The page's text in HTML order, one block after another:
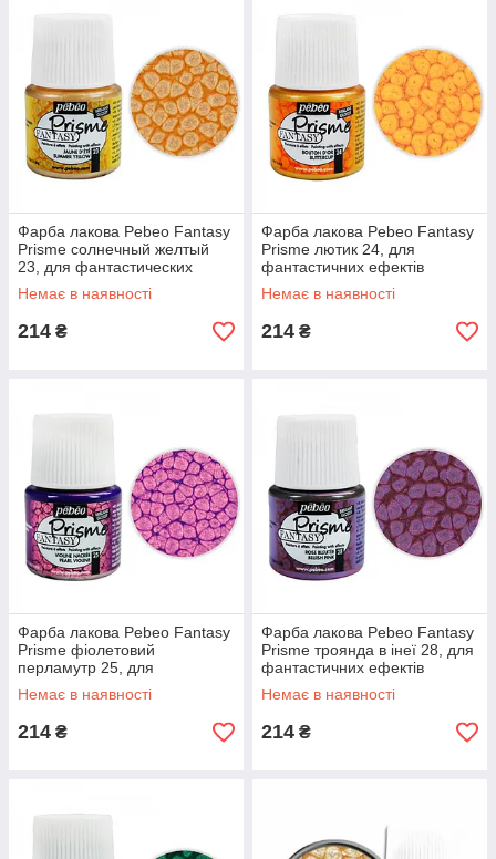
Фарба лакова Pebeo Fantasy
Prisme солнечный желтый
23, для фантастических
эффектов
Немає в наявності
214 ₴
Фарба лакова Pebeo Fantasy
Prisme лютик 24, для
фантастичних ефектів
Немає в наявності
214 ₴
Фарба лакова Pebeo Fantasy
Prisme фіолетовий
перламутр 25, для
фантастичних ефектів
Немає в наявності
214 ₴
Фарба лакова Pebeo Fantasy
Prisme троянда в інеї 28, для
фантастичних ефектів
Немає в наявності
214 ₴